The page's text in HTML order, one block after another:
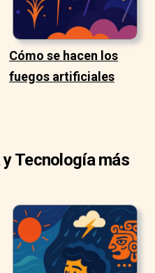
Cómo se hacen los
fuegos artificiales
Tecnología más